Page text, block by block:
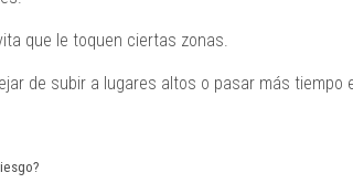
que le toquen ciertas zonas.
de subir a lugares altos o pasar más tiempo